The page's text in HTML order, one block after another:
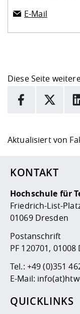
E-Mail
Diese Seite
Facebook
X
Aktualisiert von
KONTAKT
Hochschule für
Friedrich-List-
01069 Dresden
Postanschrift
PF 120701,
Tel.: +49 (0)351
E-Mail:
QUICKLINKS